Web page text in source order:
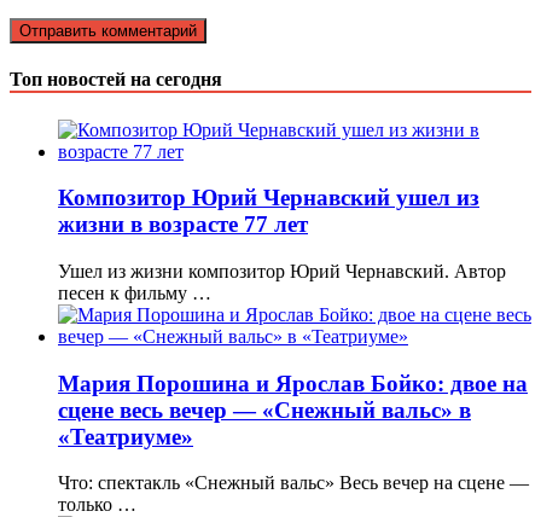
Топ новостей на сегодня
Композитор Юрий Чернавский ушел из
жизни в возрасте 77 лет
Ушел из жизни композитор Юрий Чернавский. Автор
песен к фильму …
Мария Порошина и Ярослав Бойко: двое на
сцене весь вечер — «Снежный вальс» в
«Театриуме»
Что: спектакль «Снежный вальс» Весь вечер на сцене —
только …